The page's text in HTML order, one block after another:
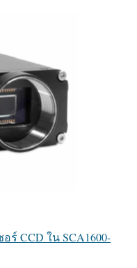
ร์ CCD ใน SCA1600-